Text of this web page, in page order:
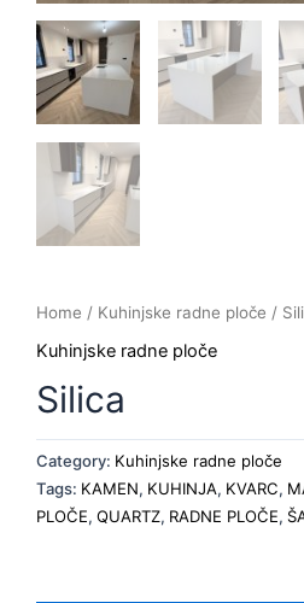
Home / Kuhinjske radne ploče /
Kuhinjske radne ploče
Silica
Category: Kuhinjske radne ploče
Tags: KAMEN, KUHINJA, KVARC,
PLOČE, QUARTZ, RADNE PLOČE,